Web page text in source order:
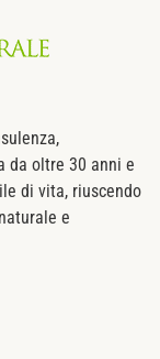
da oltre 30 anni e
di vita, riuscendo
e